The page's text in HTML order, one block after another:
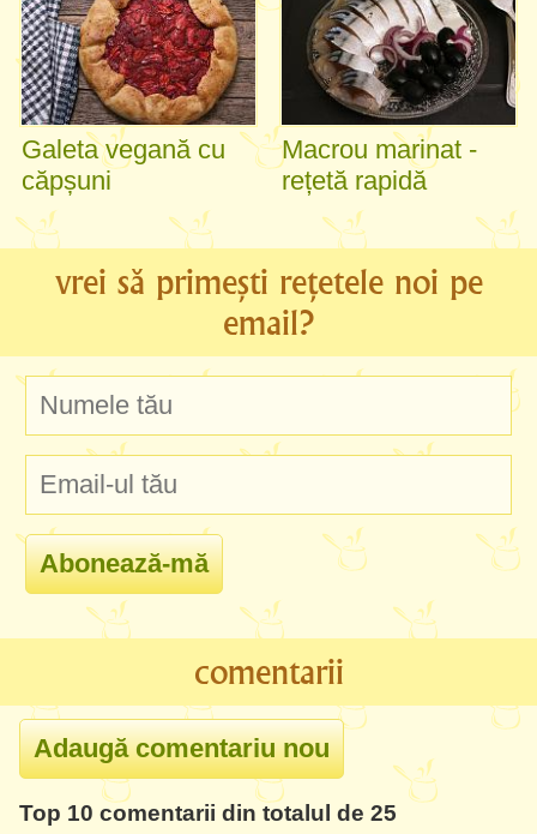
Galeta vegană cu
căpșuni
Macrou marinat -
rețetă rapidă
vrei să primești rețetele noi pe
email?
comentarii
Top 10 comentarii din totalul de 25